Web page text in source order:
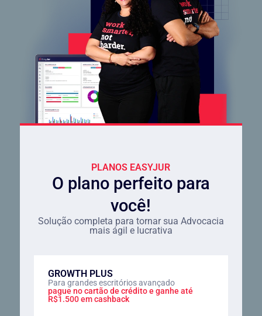
PLANOS EASYJUR
O plano perfeito para
você!
Solução completa para tornar sua Advocacia
mais ágil e lucrativa
GROWTH PLUS
Para grandes escritórios avançado
pague no cartão de crédito e ganhe até
R$1.500 em cashback